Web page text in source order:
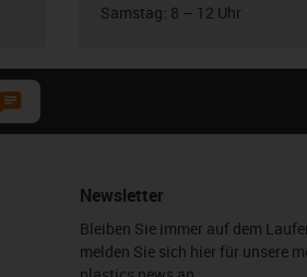
Samstag: 8 – 12 Uhr
Newsletter
Bleiben Sie immer auf dem
melden Sie sich hier für unsere